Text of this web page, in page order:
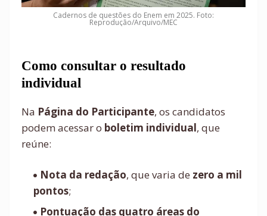
Cadernos de questões do Enem em 2025. Foto:
Reprodução/Arquivo/MEC
Como consultar o resultado
individual
Na Página do Participante, os candidatos
podem acessar o boletim individual, que
reúne:
Nota da redação, que varia de zero a mil
pontos;
Pontuação das quatro áreas do